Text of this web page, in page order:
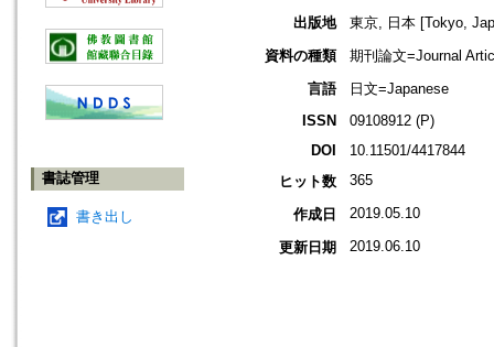
書誌管理
書き出し
出版地
東京, 日本 [Tokyo,
資料の種類
期刊論文=Journal
言語
日文=Japanese
ISSN
09108912 (P)
DOI
10.11501/4417844
ヒット数
365
作成日 2019.05.10
更新日期 2019.06.10